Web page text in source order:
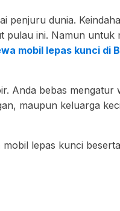
penjuru dunia.
pulau ini. Namun untuk
mobil lepas kunci di
Anda bebas mengatur
maupun keluarga
lepas kunci